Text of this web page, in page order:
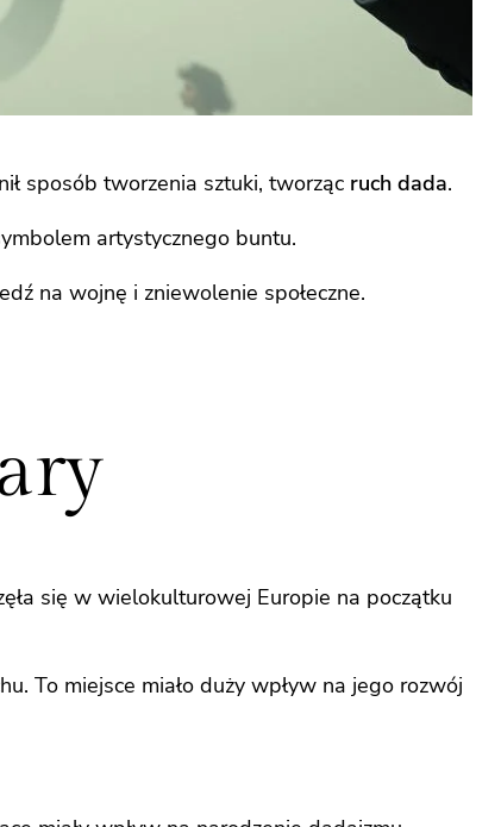
sposób tworzenia sztuki, tworząc ruch dada.
artystycznego buntu.
na wojnę i zniewolenie społeczne.
się w wielokulturowej Europie na początku
To miejsce miało duży wpływ na jego rozwój